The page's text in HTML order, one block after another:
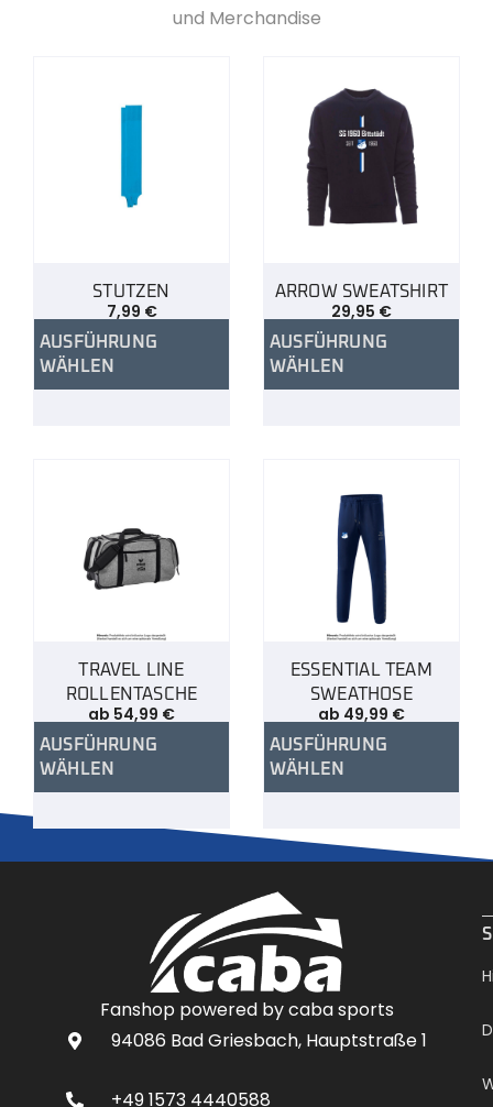
und Merchandise
STUTZEN
7,99 €
AUSFÜHRUNG
WÄHLEN
ARROW SWEATSHIRT
29,95 €
AUSFÜHRUNG
WÄHLEN
TRAVEL LINE
ROLLENTASCHE
ab 54,99 €
AUSFÜHRUNG
WÄHLEN
ESSENTIAL TEAM
SWEATHOSE
ab 49,99 €
AUSFÜHRUNG
WÄHLEN
Fanshop powered by caba sports
94086 Bad Griesbach, Hauptstraße 1
+49 1573 4440588